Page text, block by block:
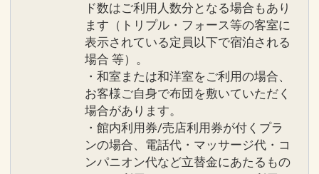
ド数はご利用人数分となる場合もあり
ます（トリプル・フォース等の客室に
表示されている定員以下で宿泊される
場合 等）。
・和室または和洋室をご利用の場合、
お客様ご自身で布団を敷いていただく
場合があります。
・館内利用券/売店利用券が付くプラ
ンの場合、電話代・マッサージ代・コ
ンパニオン代など立替金にあたるもの